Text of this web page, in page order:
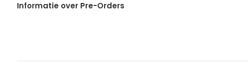
Informatie over Pre-Orders